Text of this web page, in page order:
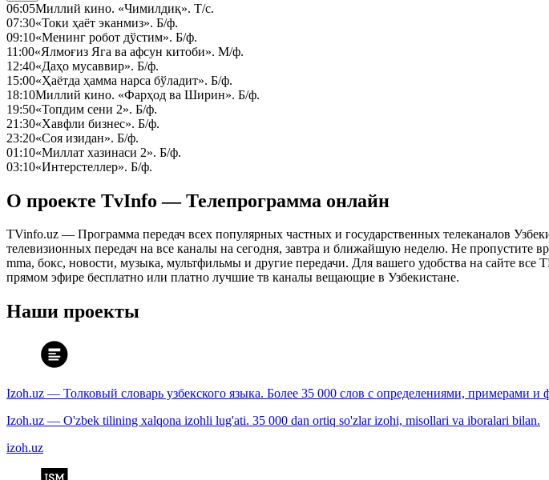
06:05Миллий кино. «Чимилдиқ». Т/с.
07:30«Токи ҳаёт эканмиз». Б/ф.
09:10«Менинг робот дўстим». Б/ф.
11:00«Ялмоғиз Яга ва афсун китоби». М/ф.
12:40«Даҳо мусаввир». Б/ф.
15:00«Ҳаётда ҳамма нарса бўладит». Б/ф.
18:10Миллий кино. «Фарҳод ва Ширин». Б/ф.
19:50«Топдим сени 2». Б/ф.
21:30«Хавфли бизнес». Б/ф.
23:20«Соя изидан». Б/ф.
01:10«Миллат хазинаси 2». Б/ф.
03:10«Интерстеллер». Б/ф.
О проекте TvInfo — Телепрограмма онлайн
TVinfo.uz — Программа передач всех популярных частных и государственных телеканалов
телевизионных передач на все каналы на сегодня, завтра и ближайшую неделю. Не пропустите
mma, бокс, новости, музыка, мультфильмы и другие передачи. Для вашего удобства на сайте
прямом эфире бесплатно или платно лучшие тв каналы вещающие в Узбекистане.
Наши проекты
Izoh.uz — Толковый словарь узбекского языка. Более 35 000 слов с определениями, примерами и
Izoh.uz — O'zbek tilining xalqona izohli lug'ati. 35 000 dan ortiq so'zlar izohi, misollari va iboralari bilan.
izoh.uz